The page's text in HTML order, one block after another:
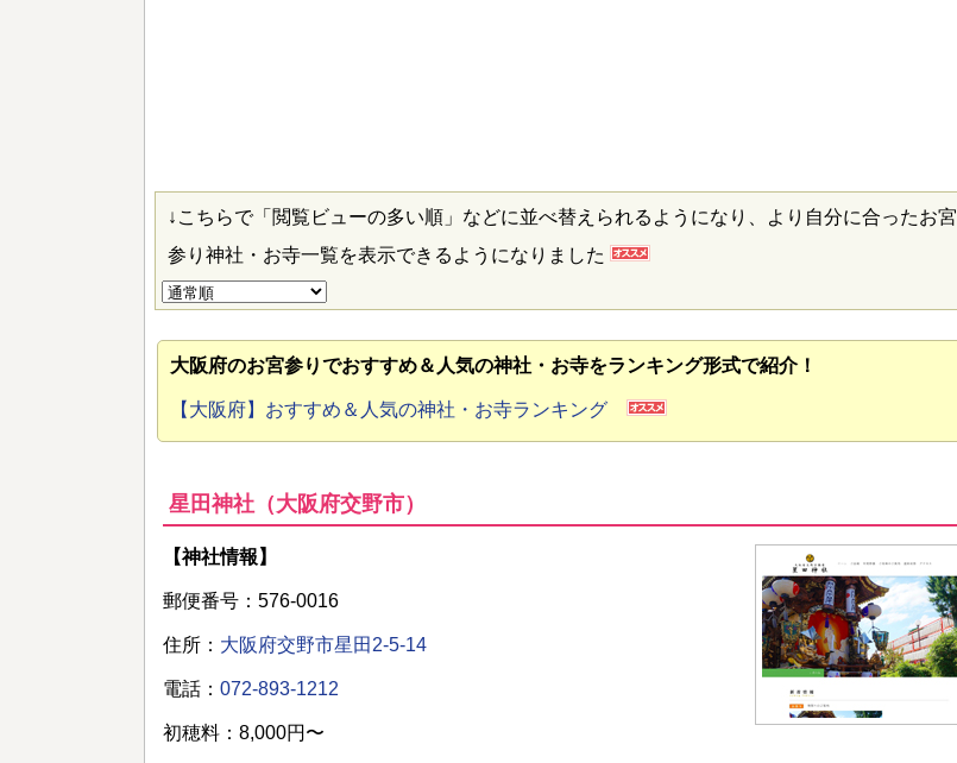
↓こちらで「閲覧ビューの多い順」などに並べ替えられるようになり、より自分に合ったお宮
参り神社・お寺一覧を表示できるようになりました
大阪府のお宮参りでおすすめ＆人気の神社・お寺をランキング形式で紹介！
【大阪府】おすすめ＆人気の神社・お寺ランキング
星田神社（大阪府交野市）
【神社情報】
郵便番号：576-0016
住所： 大阪府交野市星田2-5-14
電話： 072-893-1212
初穂料：8,000円〜